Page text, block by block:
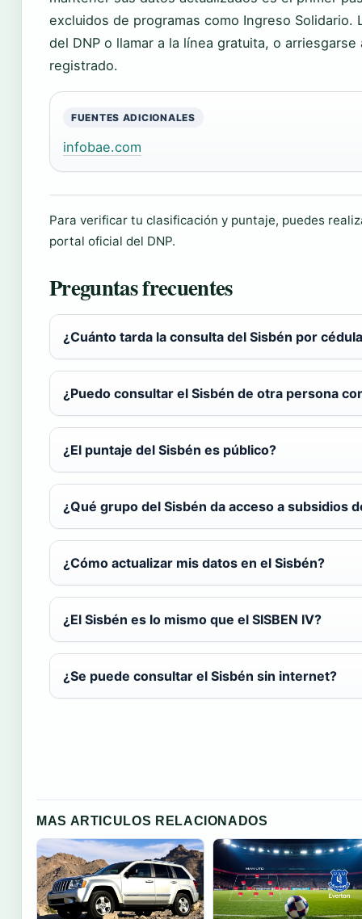
excluidos de programas como Ingreso
del DNP o llamar a la línea gratuita, o
registrado.
FUENTES ADICIONALES
infobae.com
Para verificar tu clasificación y puntaje, puedes
portal oficial del DNP.
Preguntas frecuentes
¿Cuánto tarda la consulta del Sisbén por
¿Puedo consultar el Sisbén de otra persona
¿El puntaje del Sisbén es público?
¿Qué grupo del Sisbén da acceso a subsidios
¿Cómo actualizar mis datos en el Sisbén?
¿El Sisbén es lo mismo que el SISBEN IV?
¿Se puede consultar el Sisbén sin internet?
MAS ARTICULOS RELACIONADOS